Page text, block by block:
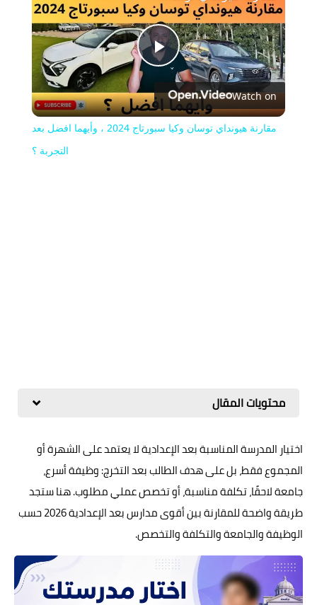
Play
Video
Watch on
مقارنة هيونداي توسان وكيا سبورتاج 2024 ، وأيهما افضل بعد
التجربة ؟
محتويات المقال
اختيار المدرسة المناسبة بعد الإعدادية لا يعتمد على الشهرة أو
المجموع فقط، بل على هدف الطالب بعد التخرج: وظيفة أسرع،
جامعة لاحقًا، تكلفة مناسبة، أو تخصص عملي مطلوب. هنا ستجد
طريقة واضحة للمقارنة بين أقوى مدارس بعد الإعدادية 2026 حسب
الوظيفة والجامعة والتكلفة والتخصص.